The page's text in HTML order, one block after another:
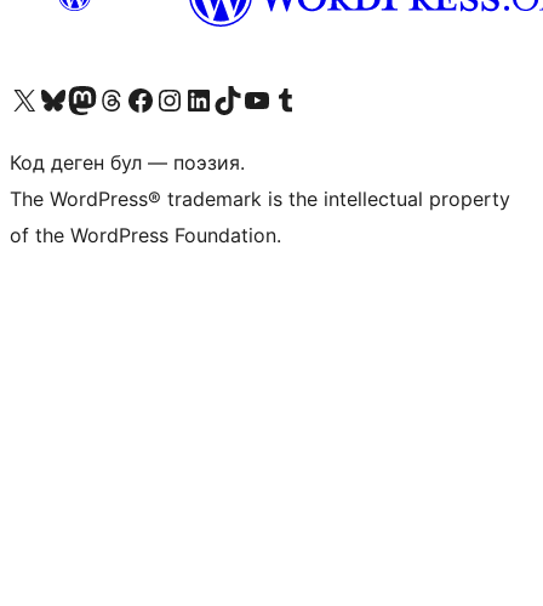
Visit our X (formerly Twitter) account
Visit our Bluesky account
Биздин Mastodon түрмөгүбүзгө баш багыңыз
Visit our Threads account
Биздин Facebook баракчабызга кириңиз
Биздин Instagram баракчабызга баш багыңыз
Биздин LinkedIn баракчабызга баш багыңыз
Visit our TikTok account
Visit our YouTube channel
Visit our Tumblr account
Код деген бул — поэзия.
The WordPress® trademark is the intellectual property
of the WordPress Foundation.